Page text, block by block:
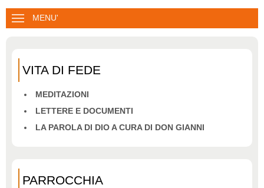
MENU'
VITA DI FEDE
MEDITAZIONI
LETTERE E DOCUMENTI
LA PAROLA DI DIO A CURA DI DON GIANNI
PARROCCHIA